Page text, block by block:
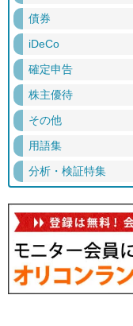
債券
iDeCo
確定申告
株主優待
その他
用語集
分析・検証特集